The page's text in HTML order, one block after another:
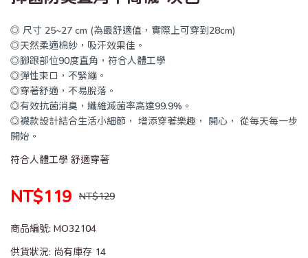
◎ 尺寸 25~27 cm (為最舒適值，實際上可穿到28cm)
◎天然柔適棉紗，吸汗效果佳。
◎腳跟部位90度直角，符合人體工學
◎彈性束口，不緊繃。
◎穿著舒適，不易脫落。
◎有效抗菌消臭，纖維滅菌率高達99.9%。
◎襪款設計結合生活小細節， 增添穿著樂趣， 開心， 從每天每一步
開始。
符合人體工學 舒適穿著
NT$119 NT$129
商品編號: MO32104
供貨狀況: 尚有庫存 14